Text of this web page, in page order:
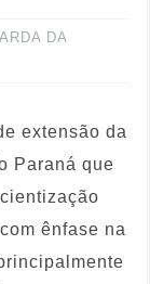
DA
extensão da
Paraná que
ênfase na